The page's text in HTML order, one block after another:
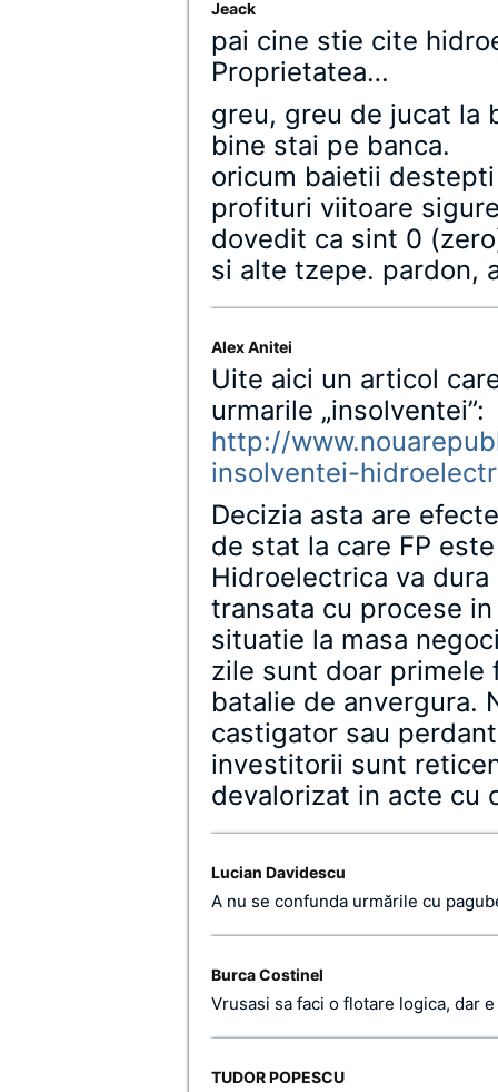
Jeack
pai cine stie cite
Proprietatea…
greu, greu de jucat la
bine stai pe banca.
oricum baietii
profituri viitoare
dovedit ca sint 0
si alte tzepe. pardon,
Alex Anitei
Uite aici un articol
urmarile „insolventei”:
http://
insolventei-
Decizia asta are
de stat la care FP
Hidroelectrica va
transata cu procese
situatie la masa
zile sunt doar
batalie de anvergura.
castigator sau
investitorii sunt
devalorizat in acte cu
Lucian Davidescu
A nu se confunda urmările cu
Burca Costinel
Vrusasi sa faci o flotare logica, dar
TUDOR POPESCU